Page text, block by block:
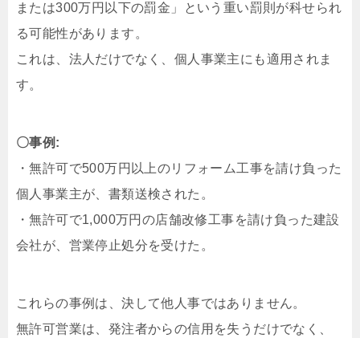
または300万円以下の罰金」という重い罰則が科せられ
る可能性があります。
これは、法人だけでなく、個人事業主にも適用されま
す。
〇事例:
・無許可で500万円以上のリフォーム工事を請け負った
個人事業主が、書類送検された。
・無許可で1,000万円の店舗改修工事を請け負った建設
会社が、営業停止処分を受けた。
これらの事例は、決して他人事ではありません。
無許可営業は、発注者からの信用を失うだけでなく、